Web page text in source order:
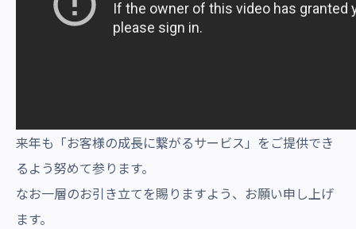
来年も「お客様の成長に繋がるサービス」をご提供でき
るよう努めて参ります。
なお一層のお引き立てを賜りますよう、お願い申し上げ
ます。